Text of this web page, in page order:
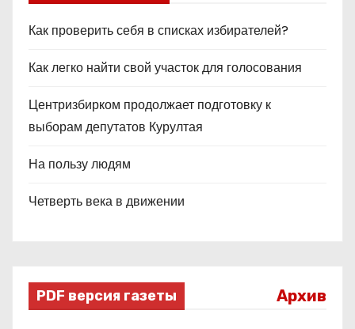
Как проверить себя в списках избирателей?
Как легко найти свой участок для голосования
Центризбирком продолжает подготовку к
выборам депутатов Курултая
На пользу людям
Четверть века в движении
PDF версия газеты Архив